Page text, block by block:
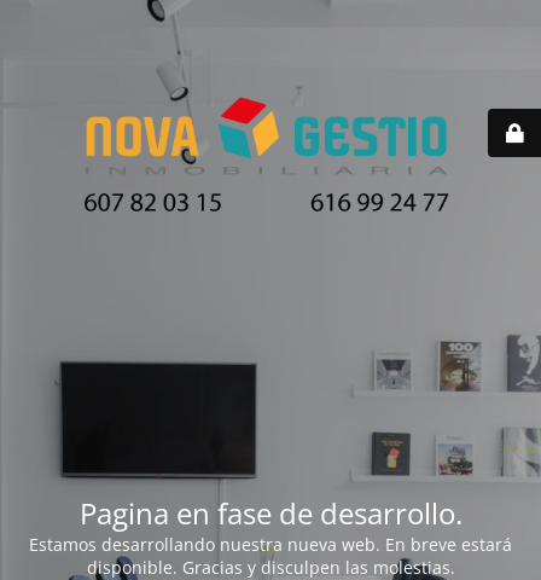
Pagina en fase de desarrollo.
Estamos desarrollando nuestra nueva web. En breve estará
disponible. Gracias y disculpen las molestias.